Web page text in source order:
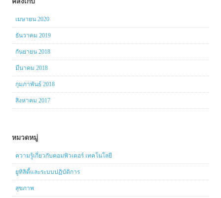
เมษายน 2020
ธันวาคม 2019
กันยายน 2018
มีนาคม 2018
กุมภาพันธ์ 2018
สิงหาคม 2017
หมวดหมู่
ความรู้เกี่ยวกับคอมพิวเตอร์ เทคโนโลยี
ยูทิลิตี้และระบบปฏิบัติการ
สุขภาพ